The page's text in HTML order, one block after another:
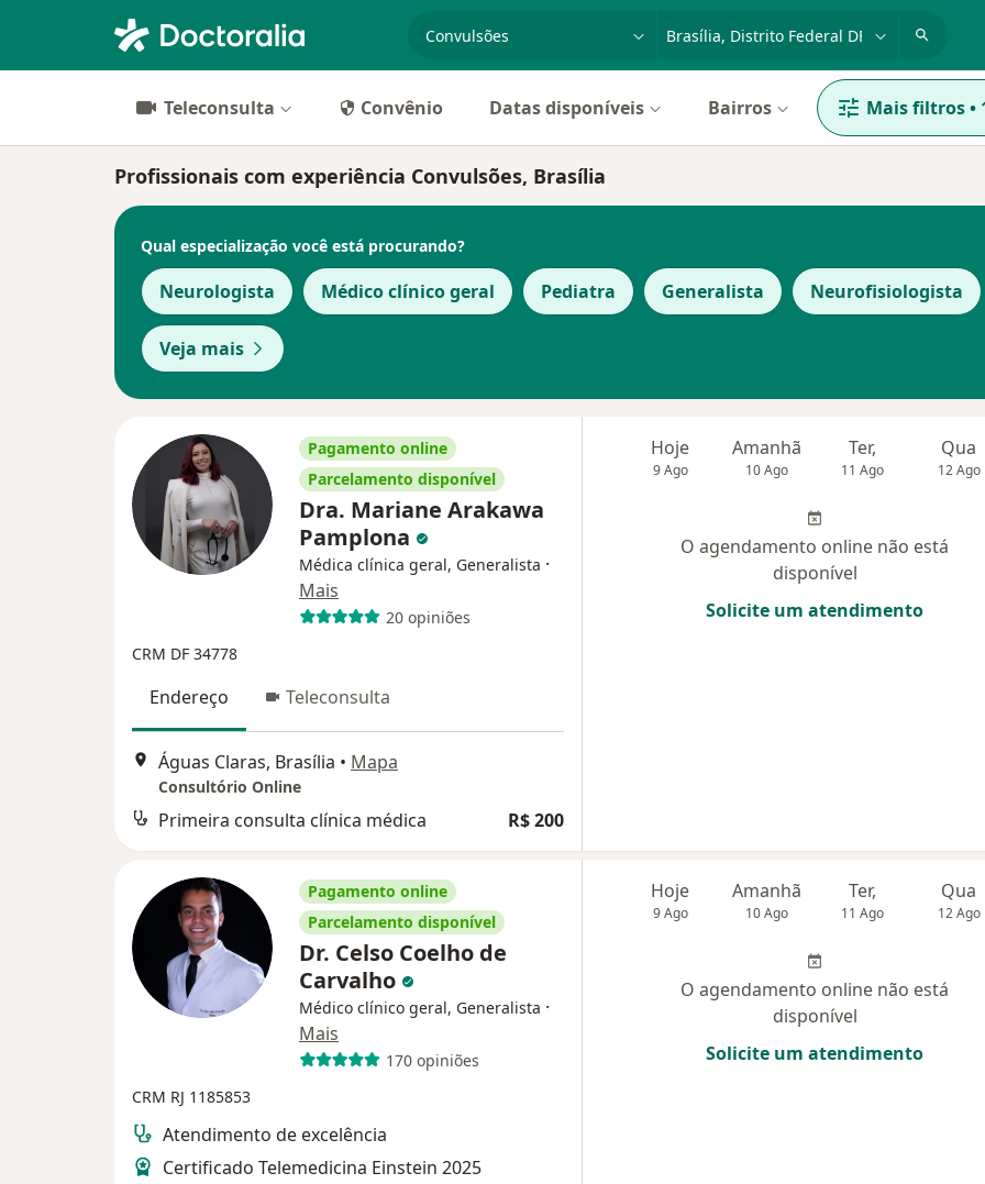
cidade ou região
Teleconsulta Convênio Datas disponíveis Bairros Mais filtros•
Profissionais com experiência Convulsões, Brasília
Qual especialização você está procurando?
Neurologista Médico clínico geral Pediatra Generalista Neurofisiologista
Veja mais
Pagamento online
Parcelamento disponível
Dra. Mariane Arakawa
Pamplona
Médica clínica geral, Generalista ·
Mais
20 opiniões
CRM DF 34778
Endereço Teleconsulta
Águas Claras, Brasília • Mapa
Consultório Online
Primeira consulta clínica médica R$ 200
Hoje
9 Ago
Amanhã
10 Ago
Ter,
11 Ago
Qua
12 Ago
O agendamento online não está
disponível
Solicite um atendimento
Pagamento online
Parcelamento disponível
Dr. Celso Coelho de
Carvalho
Médico clínico geral, Generalista ·
Mais
170 opiniões
CRM RJ 1185853
Atendimento de excelência
Certificado Telemedicina Einstein 2025
Hoje
9 Ago
Amanhã
10 Ago
Ter,
11 Ago
Qua
12 Ago
O agendamento online não está
disponível
Solicite um atendimento